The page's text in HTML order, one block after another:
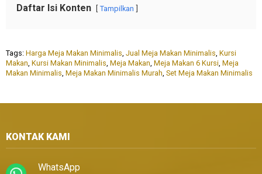
Daftar Isi Konten Tampilkan
Tags: Harga Meja Makan Minimalis, Jual Meja Makan Minimalis, Kursi
Makan, Kursi Makan Minimalis, Meja Makan, Meja Makan 6 Kursi, Meja
Makan Minimalis, Meja Makan Minimalis Murah, Set Meja Makan Minimalis
KONTAK KAMI
WhatsApp